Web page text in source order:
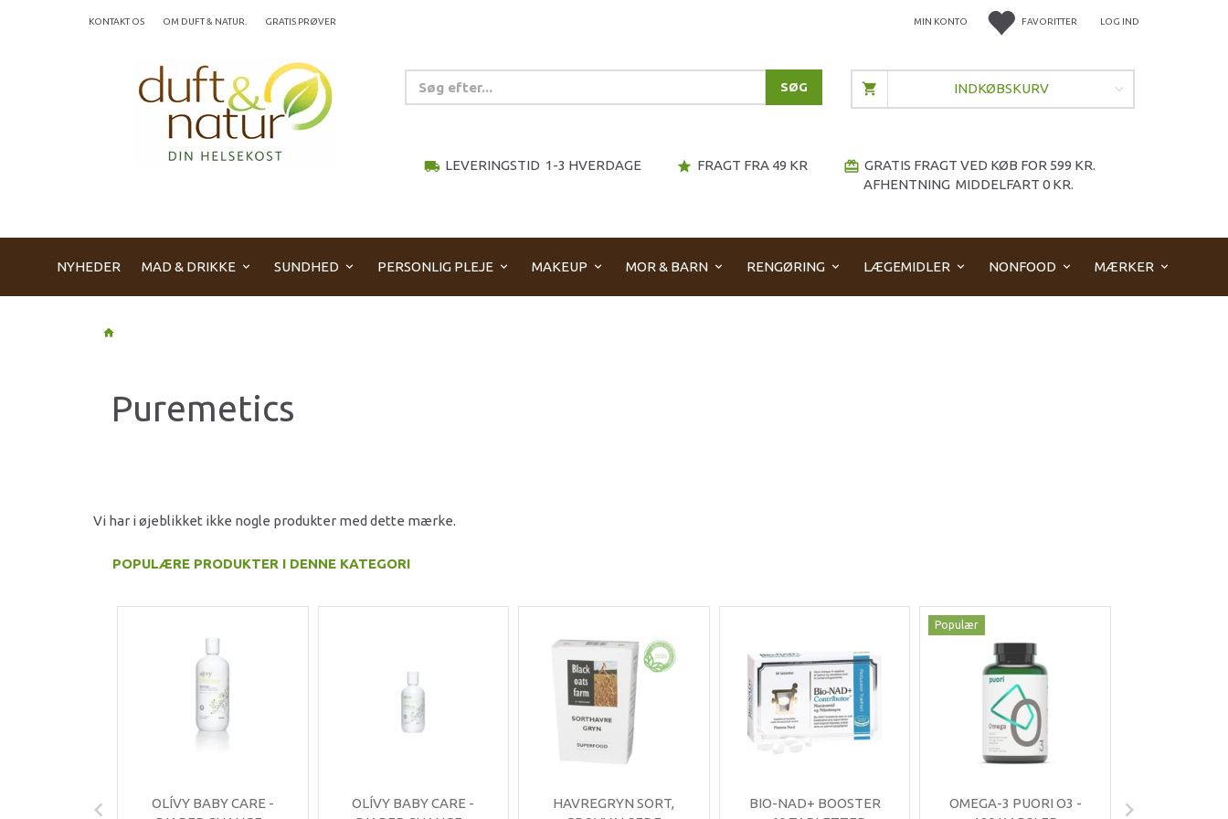
FAVORITTER LOG IND
MIN KONTO
KONTAKT OS OM DUFT & NATUR. GRATIS PRØVER
SØG
local_shipping LEVERINGSTID 1-3 HVERDAGE star FRAGT FRA 49 KR redeem GRATIS FRAGT VED KØB FOR 599 KR.
AFHENTNING MIDDELFART 0 KR.
INDKØBSKURV
NYHEDER MAD & DRIKKE SUNDHED PERSONLIG PLEJE MAKEUP MOR & BARN RENGØRING LÆGEMIDLER NONFOOD MÆRKER
Puremetics
Vi har i øjeblikket ikke nogle produkter med dette mærke.
POPULÆRE PRODUKTER I DENNE KATEGORI
OLÍVY BABY CARE -
OLÍVY BABY CARE -
HAVREGRYN SORT,
BIO-NAD+ BOOSTER
Populær
OMEGA-3 PUORI O3 -